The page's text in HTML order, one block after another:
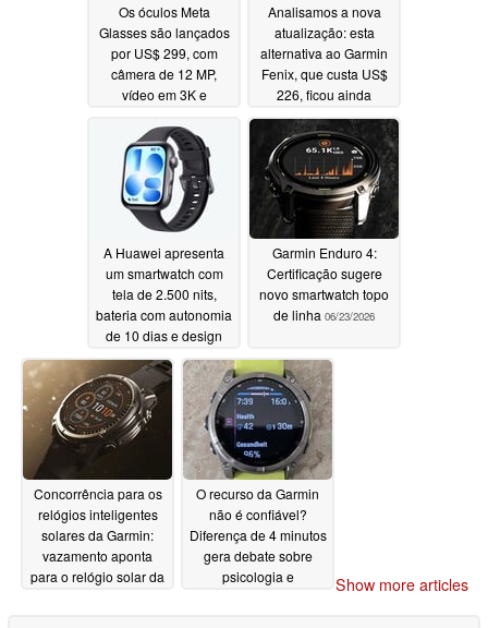
Os óculos Meta
Glasses são lançados
por US$ 299, com
câmera de 12 MP,
vídeo em 3K e
real06/24/2026
Analisamos a nova
atualização: esta
alternativa ao Garmin
Fenix, que custa US$
226, ficou ainda
melhor06/24/2026
A Huawei apresenta
um smartwatch com
tela de 2.500 nits,
bateria com autonomia
de 10 dias e design
inspirado no relógio d
Apple 06/24/2026
Garmin Enduro 4:
Certificação sugere
novo smartwatch topo
de linha 06/23/2026
Concorrência para os
relógios inteligentes
solares da Garmin:
vazamento aponta
para o relógio solar da
O recurso da Garmin
não é confiável?
Diferença de 4 minutos
gera debate sobre
psicologia e
Show more articles